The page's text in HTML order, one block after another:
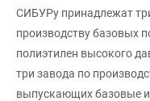
СИБУРу принадлежат
производству базовых
полиэтилен высокого
три завода по
выпускающих базовые